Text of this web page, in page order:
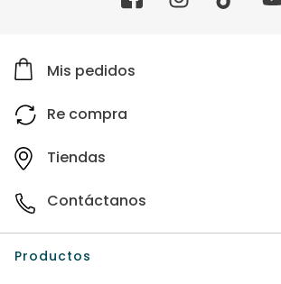
Mis pedidos
Re compra
Tiendas
Contáctanos
Productos